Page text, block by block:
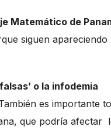
Matemático de
siguen apareciendo
o la infodemia
es importante
que podría afectar